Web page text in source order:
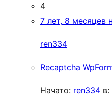
4
7 лет, 8 месяцев
ren334
Recaptcha
Начато: ren334 в: